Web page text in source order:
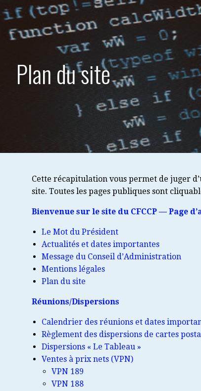
Passer
au
contenu
Plan du site
Cette récapitulation vous permet de juger
site. Toutes les pages publiques sont
Bienvenue sur le site du CFCCP — Page
Le Mot du Président
Actualités et dates importantes
Message du Conseil d’Administration
Mentions légales
Plan du site
Réunions/Dispersions
Calendrier des réunions et dates
Règlement des dispersions de cartes
Dispersions « Le Tableau »
Ventes à prix nets (VPN)
VPN 189
VPN 188